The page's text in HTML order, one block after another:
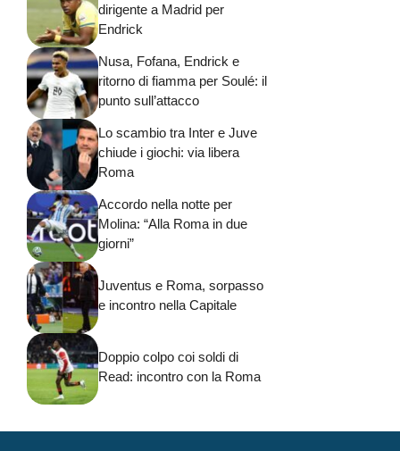
dirigente a Madrid per
Endrick
Nusa, Fofana, Endrick e
ritorno di fiamma per Soulé: il
punto sull’attacco
Lo scambio tra Inter e Juve
chiude i giochi: via libera
Roma
Accordo nella notte per
Molina: “Alla Roma in due
giorni”
Juventus e Roma, sorpasso
e incontro nella Capitale
Doppio colpo coi soldi di
Read: incontro con la Roma